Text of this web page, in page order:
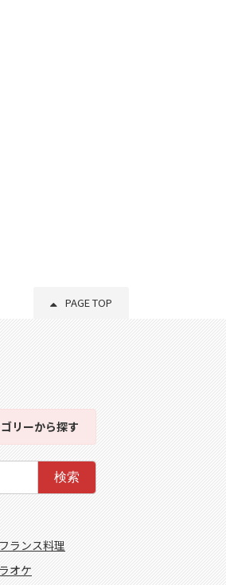
PAGE TOP
リーから探す
検索
フランス料理
オケ